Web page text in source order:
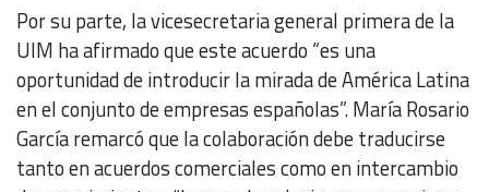
Por su parte, la vicesecretaria general primera de la
UIM ha afirmado que este acuerdo “es una
oportunidad de introducir la mirada de América Latina
en el conjunto de empresas españolas”. María Rosario
García remarcó que la colaboración debe traducirse
tanto en acuerdos comerciales como en intercambio